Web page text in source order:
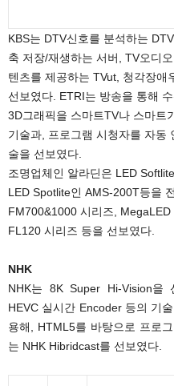
KBS는 DTV신호를 분석하는
축 저장/재생하는 서버, TV오디
텐츠를 제공하는 TVut, 청각장애
선보였다. ETRI는 방송을 통해
3D그래픽을 스마트TV나 스마트
기술과, 프로그램 시청자를 자동
술을 선보였다.
조명업체인 알라딘은 LED
LED Spotlite인 AMS-200T등을
FM700&1000 시리즈,
FL120 시리즈 등을 선보였다.
NHK
NHK는 8K Super Hi-Vision을
HEVC 실시간 Encoder 등의 기
용해, HTML5를 바탕으로 프로
는 NHK Hibridcast를 선보였다.